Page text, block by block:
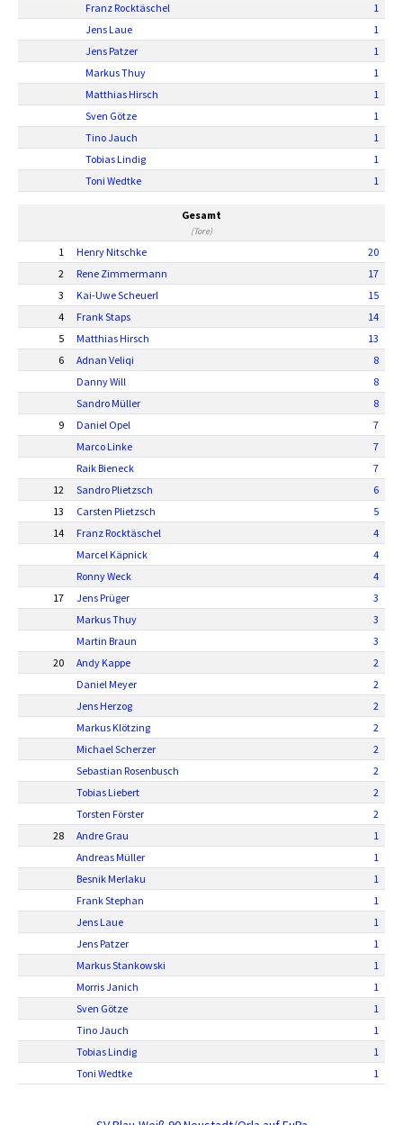
Franz Rocktäschel
1
Jens Laue
1
Jens Patzer
1
Markus Thuy
1
Matthias Hirsch
1
Sven Götze
1
Tino Jauch
1
Tobias Lindig
1
Toni Wedtke
1
Gesamt
(Tore)
1 Henry Nitschke
20
2
Rene Zimmermann
17
3
Kai-Uwe Scheuerl
15
4
Frank Staps
14
5
Matthias Hirsch
13
6
Adnan Veliqi
8
Danny Will
8
Sandro Müller
8
9
Daniel Opel
7
Marco Linke
7
Raik Bieneck
7
12
Sandro Plietzsch
6
13
Carsten Plietzsch
5
14
Franz Rocktäschel
4
Marcel Käpnick
4
Ronny Weck
4
17
Jens Prüger
3
Markus Thuy
3
Martin Braun
3
20
Andy Kappe
2
Daniel Meyer
2
Jens Herzog
2
Markus Klötzing
2
Michael Scherzer
2
Sebastian Rosenbusch
2
Tobias Liebert
2
Torsten Förster
2
28
Andre Grau
1
Andreas Müller
1
Besnik Merlaku
1
Frank Stephan
1
Jens Laue
1
Jens Patzer
1
Markus Stankowski
1
Morris Janich
1
Sven Götze
1
Tino Jauch
1
Tobias Lindig
1
Toni Wedtke
1